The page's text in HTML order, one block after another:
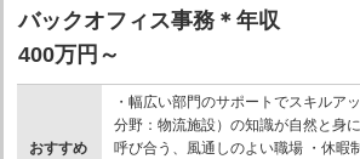
バックオフィス事務＊年収
400万円～
おすすめ
・幅広い部門のサポートでスキルア
分野：物流施設）の知識が自然と身
呼び合う、風通しのよい職場 ・休暇